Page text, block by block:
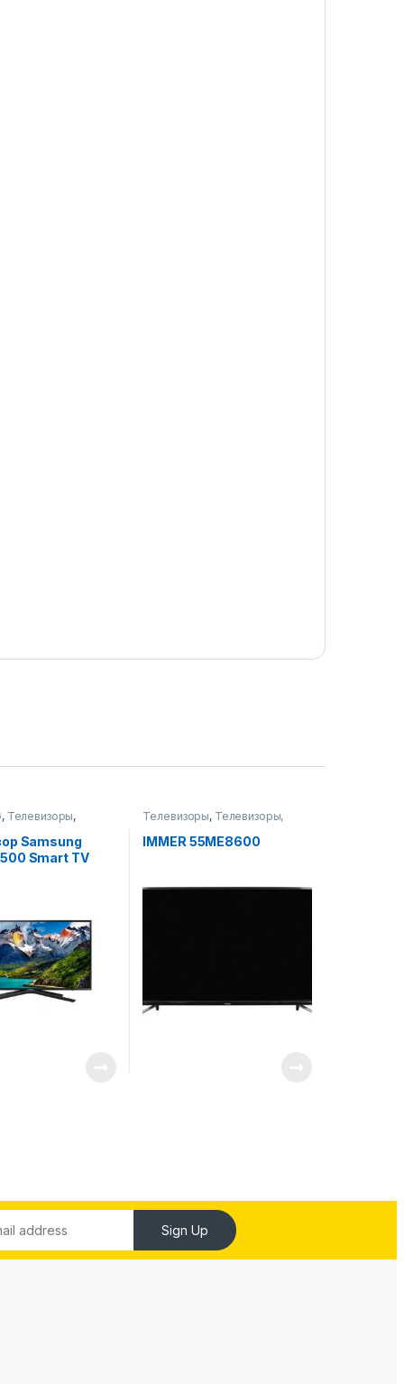
, Телевизоры,
фото-видео и
Samsung
Smart TV
Телевизоры, Телевизоры,
фото-видео и аудио
IMMER 55ME8600
Sign Up